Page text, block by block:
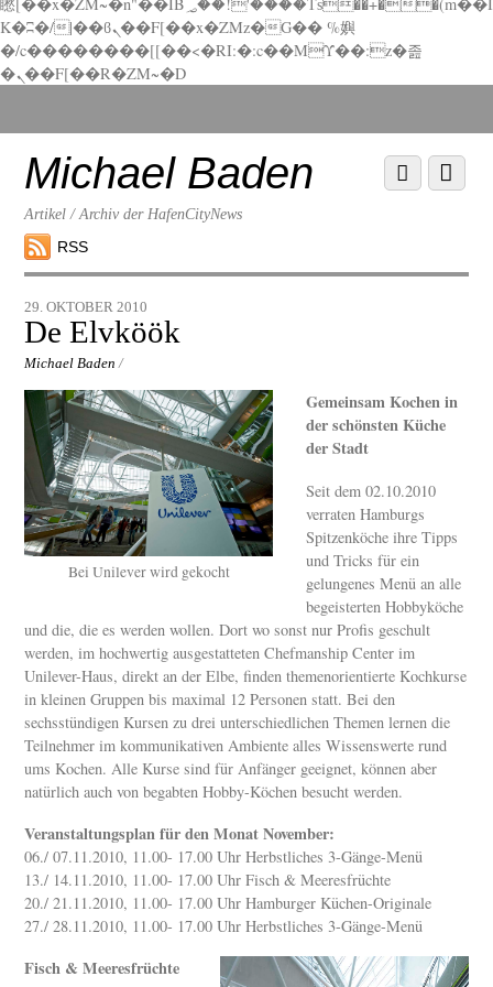
K�ʭ�/|��ϐܢ��F[��x�ZMz�G�� %嬩
�/c��������[[��<�RI:�:c��MΎ��:z�졾
�ܢ��F[��R�ZM~�D
down
contentMichael Baden
Artikel / Archiv der HafenCityNews
RSS
Menu
Scroll
down
29. OKTOBER 2010
De Elvköök
Michael Baden /
Bei Unilever wird gekocht
Gemeinsam Kochen in
der schönsten Küche
der Stadt
Seit dem 02.10.2010
verraten Hamburgs
Spitzenköche ihre Tipps
und Tricks für ein
gelungenes Menü an alle
begeisterten Hobbyköche
und die, die es werden wollen. Dort wo sonst nur Profis geschult
werden, im hochwertig ausgestatteten Chefmanship Center im
Unilever-Haus, direkt an der Elbe, finden themenorientierte Kochkurse
in kleinen Gruppen bis maximal 12 Personen statt. Bei den
sechsstündigen Kursen zu drei unterschiedlichen Themen lernen die
Teilnehmer im kommunikativen Ambiente alles Wissenswerte rund
ums Kochen. Alle Kurse sind für Anfänger geeignet, können aber
natürlich auch von begabten Hobby-Köchen besucht werden.
Veranstaltungsplan für den Monat November:
06./ 07.11.2010, 11.00- 17.00 Uhr Herbstliches 3-Gänge-Menü
13./ 14.11.2010, 11.00- 17.00 Uhr Fisch & Meeresfrüchte
20./ 21.11.2010, 11.00- 17.00 Uhr Hamburger Küchen-Originale
27./ 28.11.2010, 11.00- 17.00 Uhr Herbstliches 3-Gänge-Menü
Fisch & Meeresfrüchte